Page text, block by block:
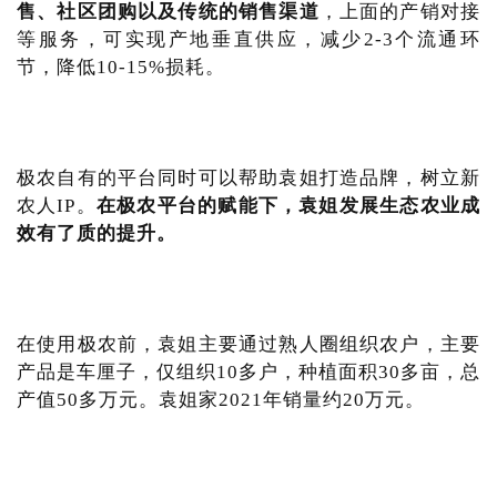
售、社区团购以及传统的销售渠道 ，上面的产销对接
等服务，可实现产地垂直供应，减少2-3个流通环
节，降低10-15%损耗。
极农自有的平台同时可以帮助袁姐打造品牌，树立新
农人IP。 在极农平台的赋能下，袁姐发展生态农业成
效有了质的提升。
在使用极农前，袁姐主要通过熟人圈组织农户，主要
产品是车厘子，仅组织10多户，种植面积30多亩，总
产值50多万元。袁姐家2021年销量约20万元。